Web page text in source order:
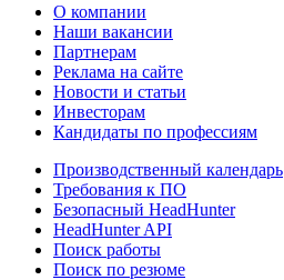
О компании
Наши вакансии
Партнерам
Реклама на сайте
Новости и статьи
Инвесторам
Кандидаты по профессиям
Производственный календарь
Требования к ПО
Безопасный HeadHunter
HeadHunter API
Поиск работы
Поиск по резюме